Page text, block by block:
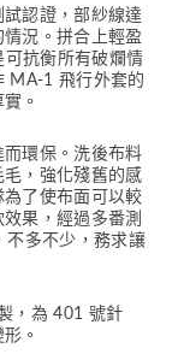
認證，部紗線達
況。拼合上輕盈
抗衡所有破爛情
MA-1 飛行外套的
。
環保。洗後布料
，強化殘舊的感
了使布面可以較
果，經過多番測
不多不少，務求讓
，為 401 號針
。